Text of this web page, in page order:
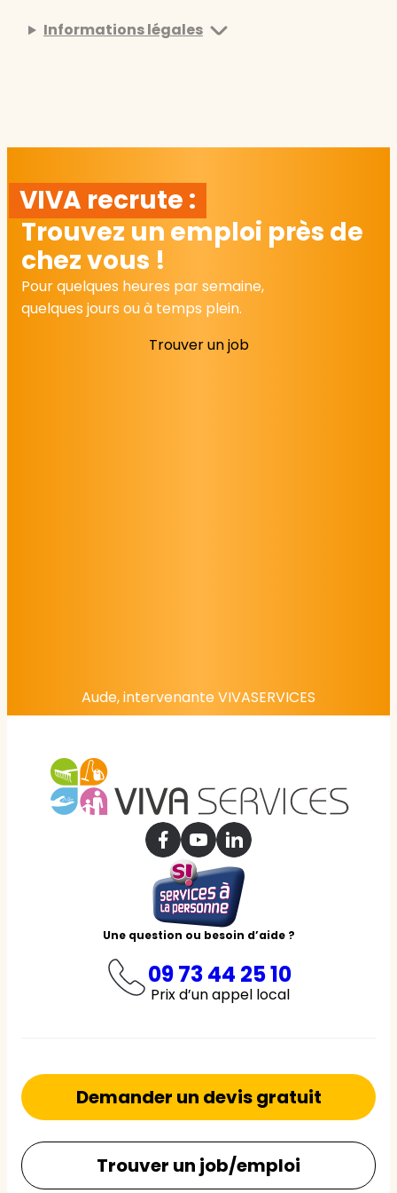
Informations légales
VIVA recrute :
Trouvez un emploi près de
chez vous !
Pour quelques heures par semaine,
quelques jours ou à temps plein.
Trouver un job
Aude, intervenante VIVASERVICES
Une question ou besoin d’aide ?
09 73 44 25 10
Prix d’un appel local
Demander un devis gratuit
Trouver un job/emploi